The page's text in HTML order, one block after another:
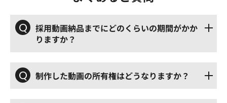
Q
採用動画納品までにどのくらいの期間がかか
りますか？
Q 制作した動画の所有権はどうなりますか？